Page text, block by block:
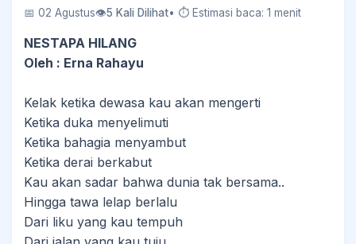
📅 02 Agustus👁5 Kali Dilihat• ⏱ Estimasi baca: 1 menit
NESTAPA HILANG
Oleh : Erna Rahayu
Kelak ketika dewasa kau akan mengerti
Ketika duka menyelimuti
Ketika bahagia menyambut
Ketika derai berkabut
Kau akan sadar bahwa dunia tak bersama..
Hingga tawa lelap berlalu
Dari liku yang kau tempuh